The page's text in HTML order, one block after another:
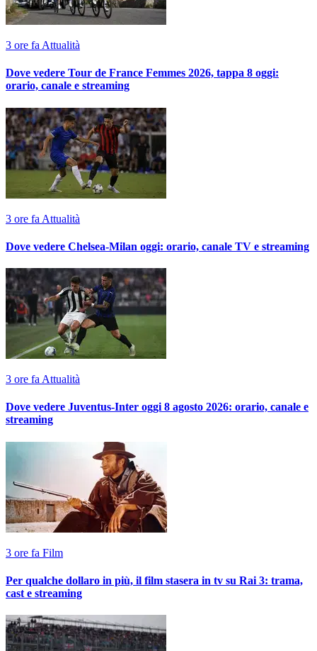
3 ore fa Attualità
Dove vedere Tour de France Femmes 2026, tappa 8 oggi:
orario, canale e streaming
3 ore fa Attualità
Dove vedere Chelsea-Milan oggi: orario, canale TV e streaming
3 ore fa Attualità
Dove vedere Juventus-Inter oggi 8 agosto 2026: orario, canale e
streaming
3 ore fa Film
Per qualche dollaro in più, il film stasera in tv su Rai 3: trama,
cast e streaming